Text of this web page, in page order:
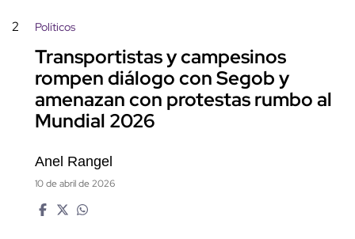
2 Políticos
Transportistas y campesinos
rompen diálogo con Segob y
amenazan con protestas rumbo al
Mundial 2026
Anel Rangel
10 de abril de 2026